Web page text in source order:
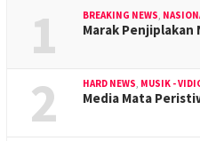
1 BREAKING NEWS,
Marak Penjiplakan
2 HARD NEWS, MUSIK -
Media Mata